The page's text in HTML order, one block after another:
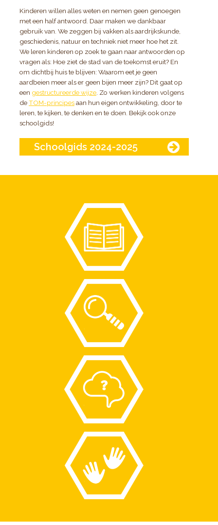
Kinderen willen alles weten en nemen geen genoegen
met een half antwoord. Daar maken we dankbaar
gebruik van. We zeggen bij vakken als aardrijkskunde,
geschiedenis, natuur en techniek niet meer hoe het zit.
We leren kinderen op zoek te gaan naar antwoorden op
vragen als: Hoe ziet de stad van de toekomst eruit? En
om dichtbij huis te blijven: Waarom eet je geen
aardbeien meer als er geen bijen meer zijn? Dit gaat op
een gestructureerde wijze . Zo werken kinderen volgens
deTOM-principesaan hun eigen ontwikkeling, door te
leren, te kijken, te denken en te doen. Bekijk ook onze
schoolgids!
Schoolgids 2024-2025